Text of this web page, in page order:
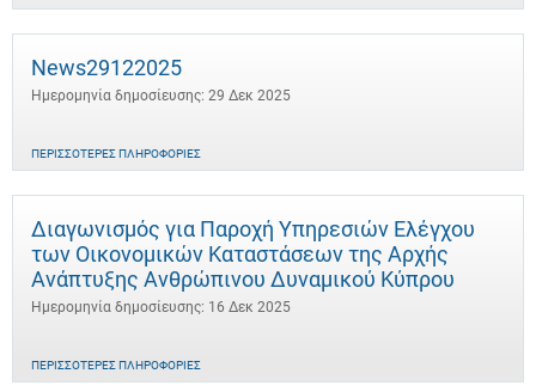
News29122025
Ημερομηνία δημοσίευσης: 29 Δεκ 2025
ΠΕΡΙΣΣΌΤΕΡΕΣ ΠΛΗΡΟΦΟΡΊΕΣ
Διαγωνισμός για Παροχή Υπηρεσιών Ελέγχου
των Οικονομικών Καταστάσεων της Αρχής
Ανάπτυξης Ανθρώπινου Δυναμικού Κύπρου
Ημερομηνία δημοσίευσης: 16 Δεκ 2025
ΠΕΡΙΣΣΌΤΕΡΕΣ ΠΛΗΡΟΦΟΡΊΕΣ